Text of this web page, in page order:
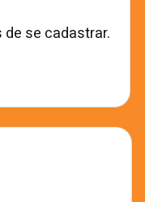
de se cadastrar.